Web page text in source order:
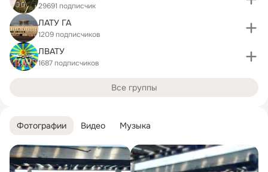
Фотографии Видео Музыка
29691 подписчик
ЛАТУ ГА
1209 подписчиков
ЛВАТУ
1687 подписчиков
Все группы